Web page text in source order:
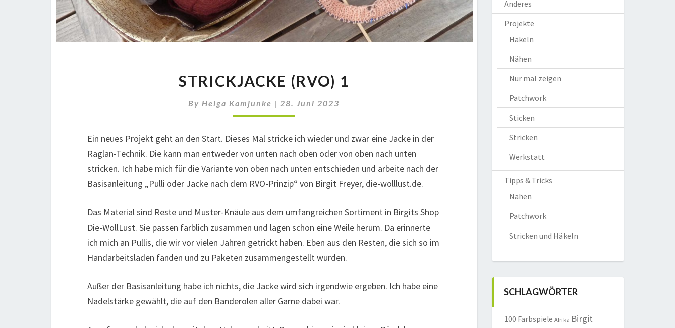
(RVO)
STRICKJACKE (RVO) 1
ByHelga Kamjunke | 28. Juni 2023
Ein neues Projekt geht an den Start. Dieses Mal stricke ich wieder und zwar eine Jacke in der
Raglan-Technik. Die kann man entweder von unten nach oben oder von oben nach unten
stricken. Ich habe mich für die Variante von oben nach unten entschieden und arbeite nach der
Basisanleitung „Pulli oder Jacke nach dem RVO-Prinzip“ von Birgit Freyer, die-wolllust.de.
Das Material sind Reste und Muster-Knäule aus dem umfangreichen Sortiment in Birgits Shop
Die-WollLust. Sie passen farblich zusammen und lagen schon eine Weile herum. Da erinnerte
ich mich an Pullis, die wir vor vielen Jahren getrickt haben. Eben aus den Resten, die sich so im
Handarbeitsladen fanden und zu Paketen zusammengestellt wurden.
Außer der Basisanleitung habe ich nichts, die Jacke wird sich irgendwie ergeben. Ich habe eine
Nadelstärke gewählt, die auf den Banderolen aller Garne dabei war.
Anderes
Projekte
Häkeln
Nähen
Nur mal zeigen
Patchwork
Sticken
Stricken
Werkstatt
Tipps & Tricks
Nähen
Patchwork
Stricken und Häkeln
SCHLAGWÖRTER
100 Farbspiele Afrika Birgit